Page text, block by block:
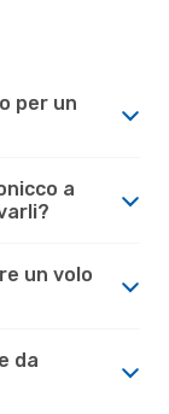
per un
a
un volo
da